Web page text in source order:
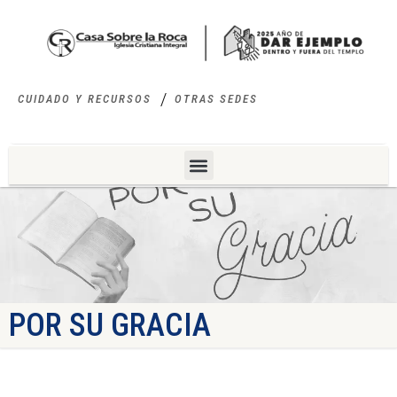
CUIDADO Y RECURSOS OTRAS SEDES
POR SU GRACIA